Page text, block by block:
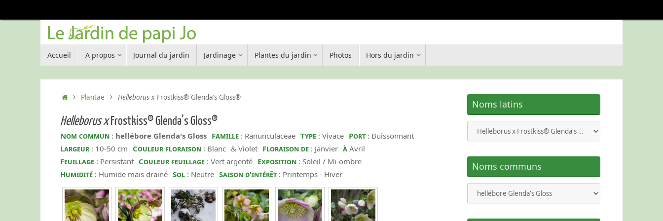
au
auAccueil A propos Journal du jardin Jardinage Plantes du jardin Photos Hors du jardin
AccueilPlantae Helleborus xFrostkiss® Glenda’s Gloss®
Helleborus xFrostkiss® Glenda’s Gloss®
Nom commun : hellébore Glenda's Gloss Famille : Ranunculaceae Type : Vivace Port : Buissonnant
Largeur: 10-50 cm Couleur floraison : Blanc & Violet Floraison de : Janvier à Avril
Feuillage : Persistant Couleur feuillage : Vert argenté Exposition : Soleil / Mi-ombre
Humidité : Humide mais drainé Sol : Neutre Saison d'intérêt : Printemps - Hiver
Noms latins
Noms communs